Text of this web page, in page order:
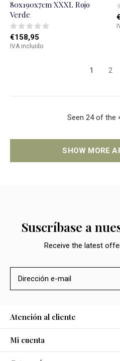
80x190x7cm XXXL Rojo
Verde
€158,95
IVA incluido
1 2
Seen 24 of the
SHOW MORE
Suscríbase a
Receive the latest
Atención al cliente
Mi cuenta